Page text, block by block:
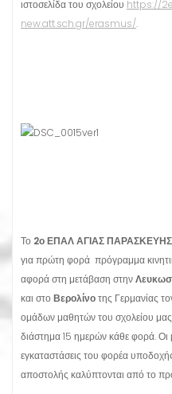
ιστοσελίδα του σχολείου https://
new.att.sch.gr/erasmus/.
ΔΕΛΤΙΟ
Το 2ο ΕΠΑΛ ΑΓΙΑΣ ΠΑΡΑΣΚΕΥΗΣ
για πρώτη φορά πρόγραμμα
αφορά στη μετάβαση στην
και στο Βερολίνοτης Γερμανίας
ομάδων μαθητών του σχολείου
διάστημα 15 ημερών κάθε φορά. Οι
εγκαταστάσεις του φορέα
αποστολής καλύπτονται από το